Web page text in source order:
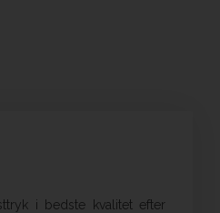
i bedste kvalitet efter